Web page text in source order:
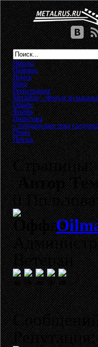
Начало
Помощь
Поиск
Вход
Регистрация
MetalRus - Форум
Общее»
Флейм»
Политика
« предыдущая тема
Ответ
Печать
Страницы:
Автор
0
Ветеран